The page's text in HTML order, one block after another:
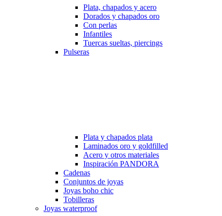
Plata, chapados y acero
Dorados y chapados oro
Con perlas
Infantiles
Tuercas sueltas, piercings
Pulseras
Plata y chapados plata
Laminados oro y goldfilled
Acero y otros materiales
Inspiración PANDORA
Cadenas
Conjuntos de joyas
Joyas boho chic
Tobilleras
Joyas waterproof